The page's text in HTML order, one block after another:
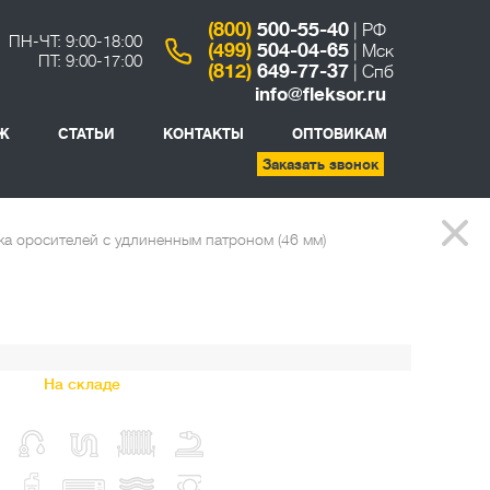
ПН-ЧТ: 9:00-18:00
ПТ: 9:00-17:00
(800) 500-55-40 | РФ
(499) 504-04-65 | Мск
(812) 649-77-37 | Спб
СТАТЬИ КОНТАКТЫ
info@fleksor.ru
Заказать звонок
ОПТОВИКАМ
оросителей с удлиненным патроном (46 мм)
На складе